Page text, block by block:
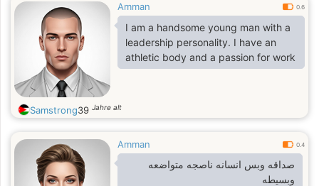
Amman 0.6
I am a handsome young man with a
leadership personality. I have an
athletic body and a passion for work
Samstrong39 Jahre alt
Amman 0.4
صداقه وبس انسانه ناصجه متواضعه
وبسيطه